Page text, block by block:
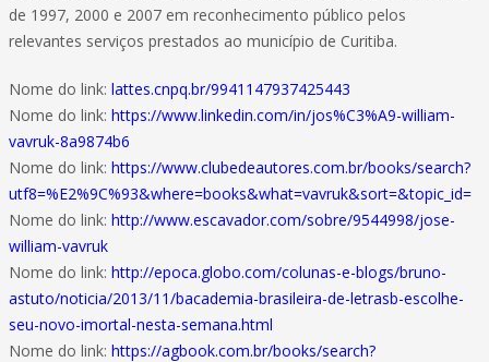
de 1997, 2000 e 2007 em reconhecimento público pelos
relevantes serviços prestados ao município de Curitiba.
Nome do link: lattes.cnpq.br/9941147937425443
Nome do link: https://www.linkedin.com/in/jos%C3%A9-william-
vavruk-8a9874b6
Nome do link: https://www.clubedeautores.com.br/books/search?
utf8=%E2%9C%93&where=books&what=vavruk&sort=&topic_id=
Nome do link: http://www.escavador.com/sobre/9544998/jose-
william-vavruk
Nome do link: http://epoca.globo.com/colunas-e-blogs/bruno-
astuto/noticia/2013/11/bacademia-brasileira-de-letrasb-escolhe-
seu-novo-imortal-nesta-semana.html
Nome do link: https://agbook.com.br/books/search?